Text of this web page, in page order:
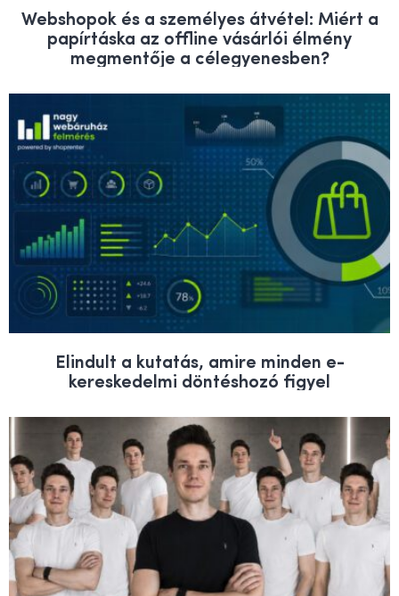
Webshopok és a személyes átvétel: Miért a
papírtáska az offline vásárlói élmény
megmentője a célegyenesben?
Elindult a kutatás, amire minden e-
kereskedelmi döntéshozó figyel